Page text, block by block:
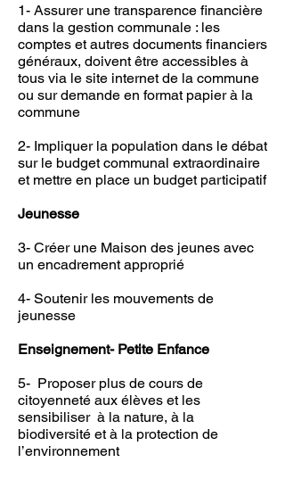
1- Assurer une transparence financière
dans la gestion communale : les
comptes et autres documents financiers
généraux, doivent être accessibles à
tous via le site internet de la commune
ou sur demande en format papier à la
commune
2- Impliquer la population dans le débat
sur le budget communal extraordinaire
et mettre en place un budget participatif
Jeunesse
3- Créer une Maison des jeunes avec
un encadrement approprié
4- Soutenir les mouvements de
jeunesse
Enseignement- Petite Enfance
5- Proposer plus de cours de
citoyenneté aux élèves et les
sensibiliser à la nature, à la
biodiversité et à la protection de
l’environnement